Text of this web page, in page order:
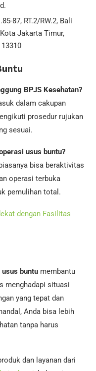
87, RT.2/RW.2, Bali
Jakarta Timur,
BPJS Kesehatan?
dalam cakupan
prosedur rujukan
sesuai.
usus buntu?
bisa beraktivitas
operasi terbuka
pemulihan total.
dengan Fasilitas
buntu membantu
menghadapi situasi
yang tepat dan
Anda bisa lebih
tanpa harus
dan layanan dari